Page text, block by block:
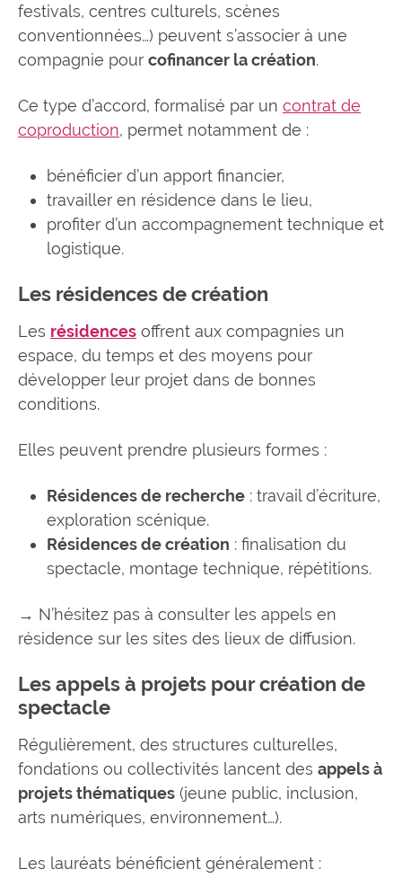
festivals, centres culturels, scènes
conventionnées…) peuvent s’associer à une
compagnie pour cofinancer la création.
Ce type d’accord, formalisé par un contrat de
coproduction, permet notamment de :
bénéficier d’un apport financier,
travailler en résidence dans le lieu,
profiter d’un accompagnement technique et
logistique.
Les résidences de création
Les résidences offrent aux compagnies un
espace, du temps et des moyens pour
développer leur projet dans de bonnes
conditions.
Elles peuvent prendre plusieurs formes :
Résidences de recherche : travail d’écriture,
exploration scénique.
Résidences de création : finalisation du
spectacle, montage technique, répétitions.
→ N’hésitez pas à consulter les appels en
résidence sur les sites des lieux de diffusion.
Les appels à projets pour création de
spectacle
Régulièrement, des structures culturelles,
fondations ou collectivités lancent des appels à
projets thématiques (jeune public, inclusion,
arts numériques, environnement…).
Les lauréats bénéficient généralement :